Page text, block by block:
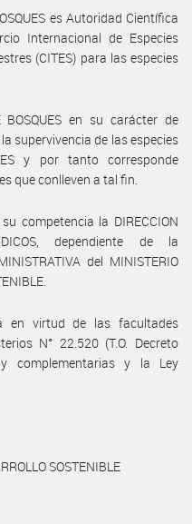
es Autoridad Científica
Internacional de Especies
(CITES) para las especies
BOSQUES en su carácter de
supervivencia de las especies
y por tanto corresponde
que conlleven a tal fin.
competencia la DIRECCION
dependiente de la
del MINISTERIO
en virtud de las facultades
N° 22.520 (T.O. Decreto
complementarias y la Ley
SOSTENIBLE